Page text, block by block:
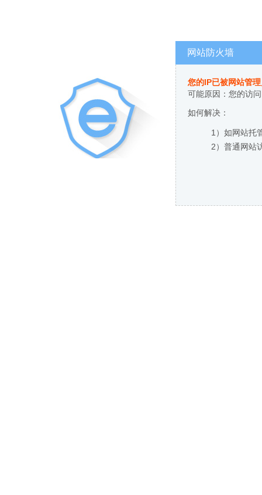
网站防火墙
您的IP已被网站管
可能原因：您的访
如何解决：
1）如网站托
2）普通网站